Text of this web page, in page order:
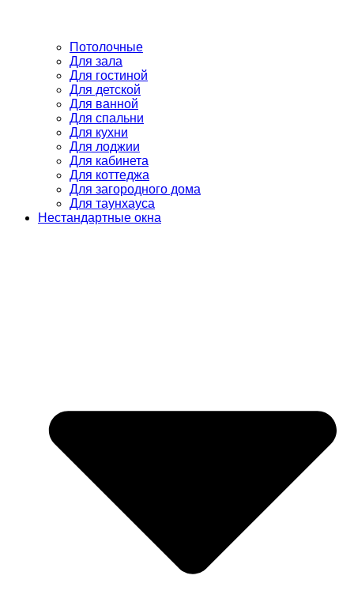
Потолочные
Для зала
Для гостиной
Для детской
Для ванной
Для спальни
Для кухни
Для лоджии
Для кабинета
Для коттеджа
Для загородного дома
Для таунхауса
Нестандартные окна